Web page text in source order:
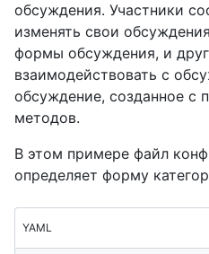
обсуждения. Участники
изменять свои
формы обсуждения, и
взаимодействовать с
обсуждение, созданное с
методов.
В этом примере файл
определяет форму
YAML